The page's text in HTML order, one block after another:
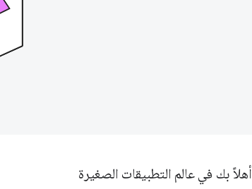
أهلاً بك في عالم التطبيقات الصغيرة